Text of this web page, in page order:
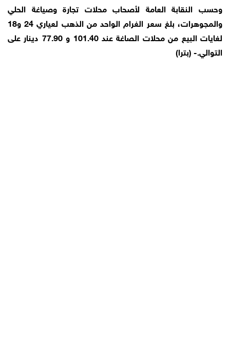
وحسب النقابة العامة لأصحاب محلات تجارة وصياغة الحلي
والمجوهرات، بلغ سعر الغرام الواحد من الذهب لعياري 24 و18
لغايات البيع من محلات الصاغة عند 101.40 و 77.90 دينار على
التوالي.- (بترا)